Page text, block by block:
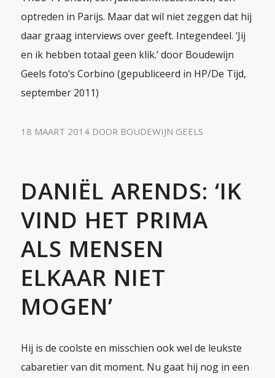
optreden in Parijs. Maar dat wil niet zeggen dat hij
daar graag interviews over geeft. Integendeel. ‘Jij
en ik hebben totaal geen klik.’ door Boudewijn
Geels foto’s Corbino (gepubliceerd in HP/De Tijd,
september 2011)
18 MAART 2014 DOOR BOUDEWIJN GEELS
DANIËL ARENDS: ‘IK
VIND HET PRIMA
ALS MENSEN
ELKAAR NIET
MOGEN’
Hij is de coolste en misschien ook wel de leukste
cabaretier van dit moment. Nu gaat hij nog in een